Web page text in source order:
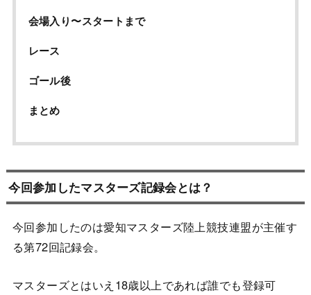
会場入り〜スタートまで
レース
ゴール後
まとめ
今回参加したマスターズ記録会とは？
今回参加したのは愛知マスターズ陸上競技連盟が主催す
る第72回記録会。
マスターズとはいえ18歳以上であれば誰でも登録可